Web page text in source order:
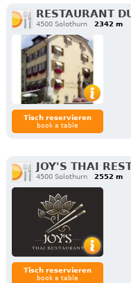
RESTAURANT
4500 Solothurn 2342 m
Tisch reservieren
book a table
JOY'S THAI
4500 Solothurn 2552 m
Tisch reservieren
book a table